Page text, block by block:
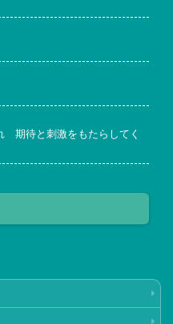
期待と刺激をもたらしてく